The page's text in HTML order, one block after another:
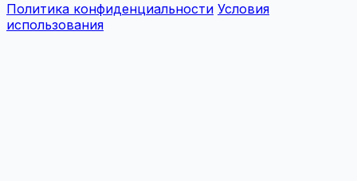
Политика конфиденциальности Условия
использования